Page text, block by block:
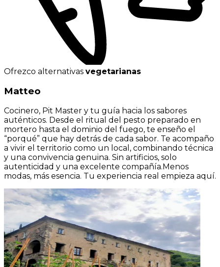
Ofrezco alternativas vegetarianas
Matteo
Cocinero, Pit Master y tu guía hacia los sabores
auténticos. Desde el ritual del pesto preparado en
mortero hasta el dominio del fuego, te enseño el
“porqué” que hay detrás de cada sabor. Te acompaño
a vivir el territorio como un local, combinando técnica
y una convivencia genuina. Sin artificios, solo
autenticidad y una excelente compañía.Menos
modas, más esencia. Tu experiencia real empieza aquí.